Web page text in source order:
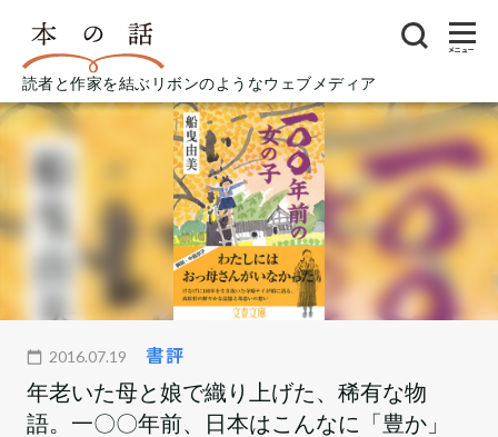
読者と作家を結ぶリボンのようなウェブメディア
メニュー
2016.07.19 書評
年老いた母と娘で織り上げた、稀有な物
語。一〇〇年前、日本はこんなに「豊か」